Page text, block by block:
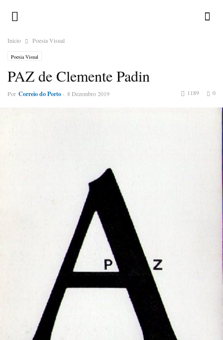
Inicio Poesia Visual
Poesia Visual
PAZ de Clemente Padin
Por Correio do Porto- 8 Dezembro 2019 0
1189